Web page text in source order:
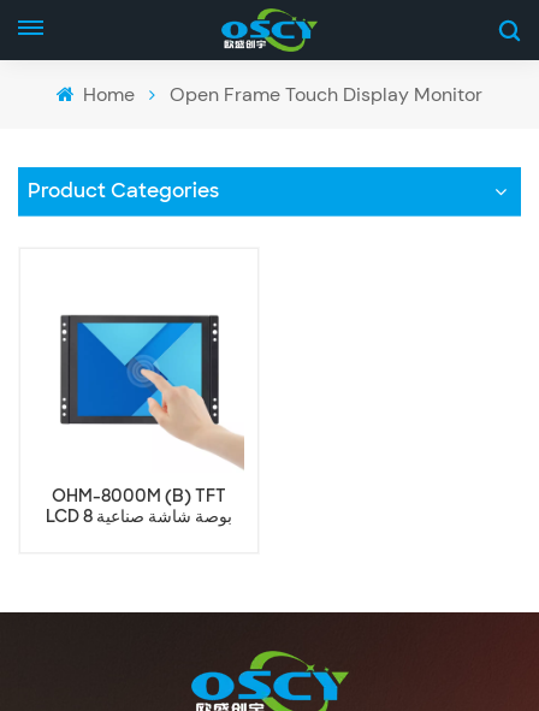
Home Open Frame Touch Display Monitor
Product Categories
OHM-8000M (B) TFT
LCD 8 بوصة شاشة صناعية